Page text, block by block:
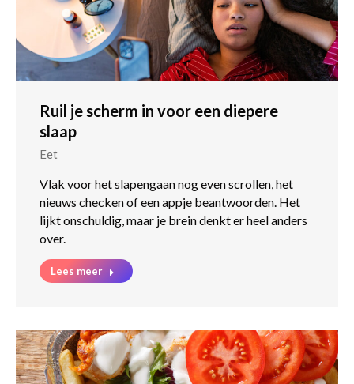
Ruil je scherm in voor een diepere
slaap
Eet
Vlak voor het slapengaan nog even scrollen, het
nieuws checken of een appje beantwoorden. Het
lijkt onschuldig, maar je brein denkt er heel anders
over.
Lees meer